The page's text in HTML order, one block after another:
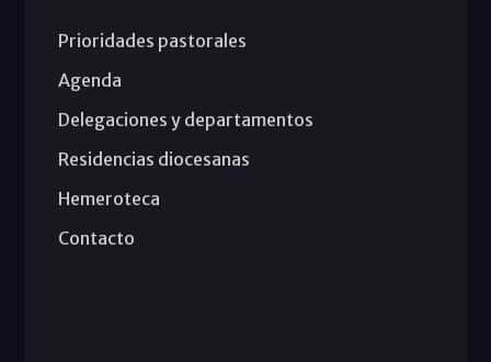
Prioridades pastorales
Agenda
Delegaciones y departamentos
Residencias diocesanas
Hemeroteca
Contacto